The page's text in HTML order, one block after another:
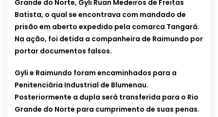
Grande do Norte, Gyli Ruan Medeiros de Freitas
Batista, o qual se encontrava com mandado de
prisão em aberto expedido pela comarca Tangará.
Na ação, foi detida a companheira de Raimundo por
portar documentos falsos.
Gyli e Raimundo foram encaminhados para a
Penitenciária Industrial de Blumenau.
Posteriormente a dupla será transferida para o Rio
Grande do Norte para cumprimento de suas penas.